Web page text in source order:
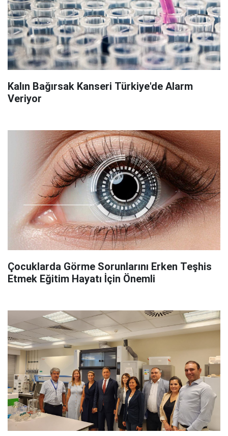
Kalın Bağırsak Kanseri Türkiye'de Alarm
Veriyor
Çocuklarda Görme Sorunlarını Erken Teşhis
Etmek Eğitim Hayatı İçin Önemli